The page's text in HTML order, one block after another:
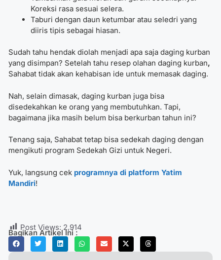
Koreksi rasa sesuai selera.
Taburi dengan daun ketumbar atau seledri yang
diiris tipis sebagai hiasan.
Sudah tahu hendak diolah menjadi apa saja daging kurban
yang disimpan? Setelah tahu resep olahan daging kurban,
Sahabat tidak akan kehabisan ide untuk memasak daging.
Nah, selain dimasak, daging kurban juga bisa
disedekahkan ke orang yang membutuhkan. Tapi,
bagaimana jika masih belum bisa berkurban tahun ini?
Tenang saja, Sahabat tetap bisa sedekah daging dengan
mengikuti program Sedekah Gizi untuk Negeri.
Yuk, langsung cek programnya di platform Yatim
Mandiri!
Post Views: 2,914
Bagikan Artikel Ini :